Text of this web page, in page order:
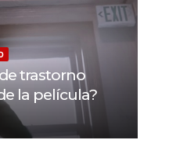
trastorno
la película?